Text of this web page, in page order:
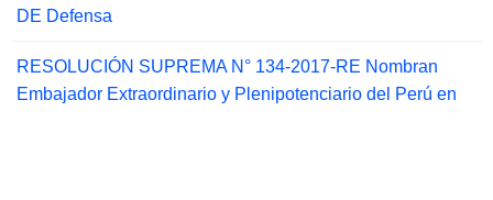
DE Defensa
RESOLUCIÓN SUPREMA N° 134-2017-RE Nombran
Embajador Extraordinario y Plenipotenciario del Perú en